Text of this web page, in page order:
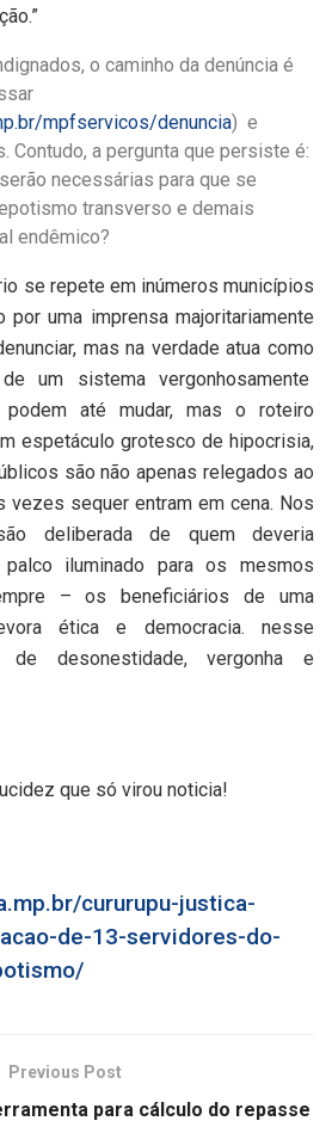
o caminho da denúncia é
mpfservicos/denuncia) e
Contudo, a pergunta que persiste é:
necessárias para que se
transverso e demais
endêmico?
se repete em inúmeros municípios
por uma imprensa majoritariamente
mas na verdade atua como
um sistema vergonhosamente
podem até mudar, mas o roteiro
espetáculo grotesco de hipocrisia,
são não apenas relegados ao
vezes sequer entram em cena. Nos
deliberada de quem deveria
iluminado para os mesmos
– os beneficiários de uma
ética e democracia. nesse
de desonestidade, vergonha e
que só virou noticia!
cururupu-justica-
de-13-servidores-do-
Previous Post
para cálculo do repasse